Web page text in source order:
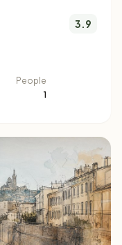
3.9
People
1